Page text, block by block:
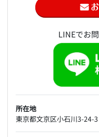
LINEでお
所在地
東京都文京区小石川3-24-3